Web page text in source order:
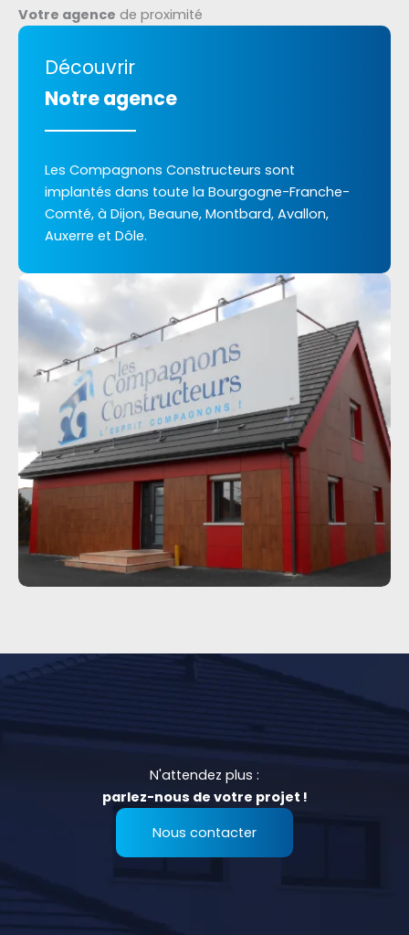
Votre agence de proximité
Découvrir
Notre agence
Les Compagnons Constructeurs sont
implantés dans toute la Bourgogne-Franche-
Comté, à Dijon, Beaune, Montbard, Avallon,
Auxerre et Dôle.
N'attendez plus :
parlez-nous de votre projet !
Nous contacter